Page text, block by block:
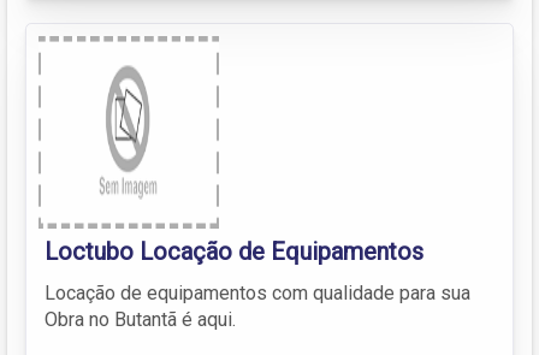
Loctubo Locação de Equipamentos
Locação de equipamentos com qualidade para sua
Obra no Butantã é aqui.